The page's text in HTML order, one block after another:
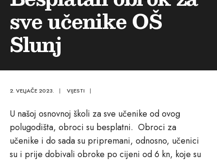
sve učenike OŠ
Slunj
2. VELJAČE 2023. | VIJESTI |
U našoj osnovnoj školi za sve učenike od ovog
polugodišta, obroci su besplatni. Obroci za
učenike i do sada su pripremani, odnosno, učenici
su i prije dobivali obroke po cijeni od 6 kn, koje su